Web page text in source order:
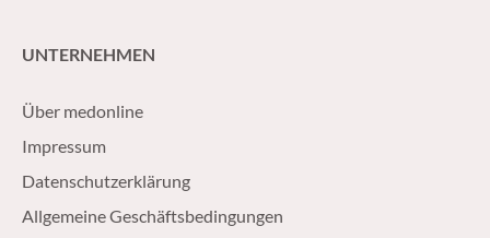
UNTERNEHMEN
Über medonline
Impressum
Datenschutzerklärung
Allgemeine Geschäftsbedingungen